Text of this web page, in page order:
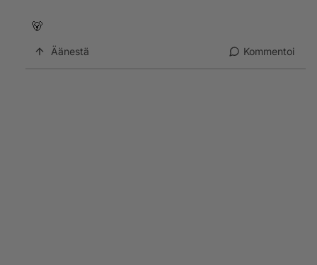
🐻
Äänestä Kommentoi